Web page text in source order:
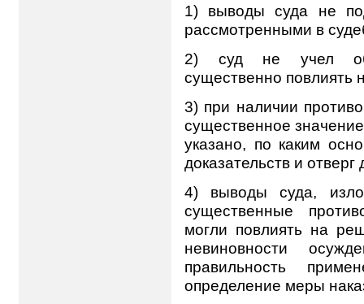
1) выводы суда не
рассмотренными в
2) суд не учел
существенно повлиять
3) при наличии
существенное
указано, по каким
доказательств и отверг
4) выводы суда,
существенные
могли повлиять на
невиновности
правильность
определение меры